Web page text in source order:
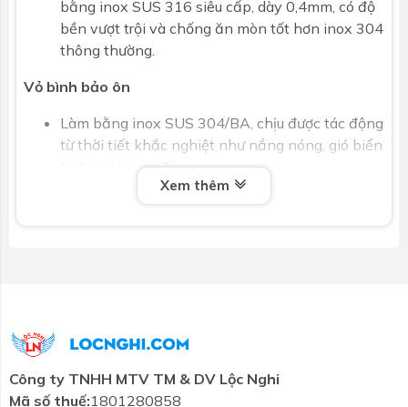
bằng inox SUS 316 siêu cấp, dày 0,4mm, có độ
bền vượt trội và chống ăn mòn tốt hơn inox 304
thông thường.
Vỏ bình bảo ôn
Làm bằng inox SUS 304/BA, chịu được tác động
từ thời tiết khắc nghiệt như nắng nóng, gió biển
hoặc sương muối.
Lớp bảo ôn cao cấp
Công nghệ ống chân không tiên tiến
Hệ thống ống thu nhiệt ∅58 dài 1800mm sản xuất
theo công nghệ Đức với 5 lớp đặc biệt:
Xem thêm
Công ty TNHH MTV TM & DV Lộc Nghi
Mã số thuế:1801280858